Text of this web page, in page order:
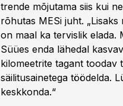
trende mõjutama siis kui
rõhutas MESi juht.
on maal ka tervislik elada.
Süües enda lähedal
kilomeetrite tagant toodav
säilitusainetega töödelda.
keskkonda.“